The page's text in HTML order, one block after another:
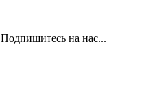
Подпишитесь на нас...